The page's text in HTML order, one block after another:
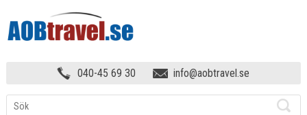
040-45 69 30 info@aobtravel.se